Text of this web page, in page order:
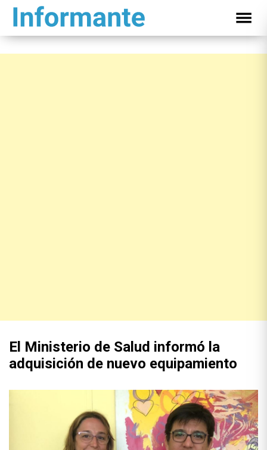
El Ministerio de Salud informó la
adquisición de nuevo equipamiento